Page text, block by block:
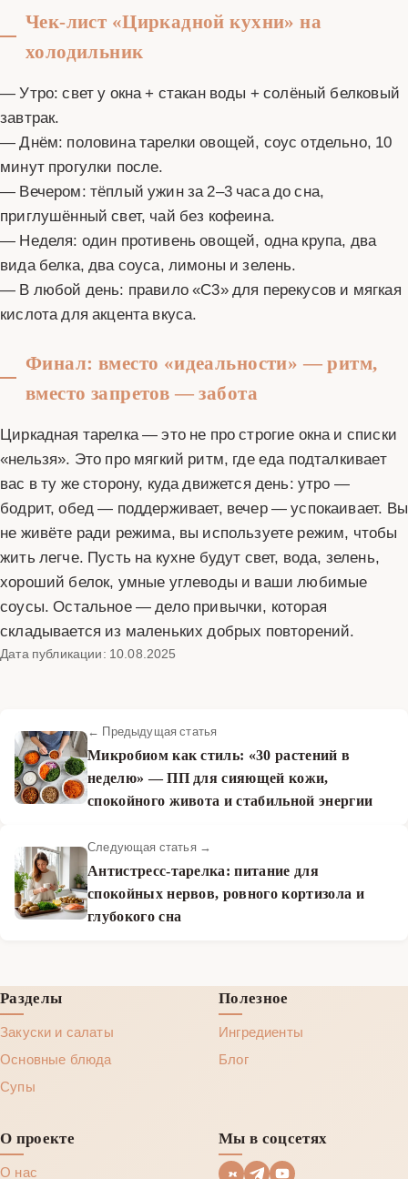
Чек-лист «Циркадной кухни» на
холодильник
— Утро: свет у окна + стакан воды + солёный белковый
завтрак.
— Днём: половина тарелки овощей, соус отдельно, 10
минут прогулки после.
— Вечером: тёплый ужин за 2–3 часа до сна,
приглушённый свет, чай без кофеина.
— Неделя: один противень овощей, одна крупа, два
вида белка, два соуса, лимоны и зелень.
— В любой день: правило «С3» для перекусов и мягкая
кислота для акцента вкуса.
Финал: вместо «идеальности» — ритм,
вместо запретов — забота
Циркадная тарелка — это не про строгие окна и списки
«нельзя». Это про мягкий ритм, где еда подталкивает
вас в ту же сторону, куда движется день: утро —
бодрит, обед — поддерживает, вечер — успокаивает. Вы
не живёте ради режима, вы используете режим, чтобы
жить легче. Пусть на кухне будут свет, вода, зелень,
хороший белок, умные углеводы и ваши любимые
соусы. Остальное — дело привычки, которая
складывается из маленьких добрых повторений.
Дата публикации: 10.08.2025
← Предыдущая статья
Микробиом как стиль: «30 растений в
неделю» — ПП для сияющей кожи,
спокойного живота и стабильной энергии
Следующая статья →
Антистресс-тарелка: питание для
спокойных нервов, ровного кортизола и
глубокого сна
Разделы
Закуски и салаты
Основные блюда
Супы
Полезное
Ингредиенты
Блог
О проекте
О нас
Мы в соцсетях